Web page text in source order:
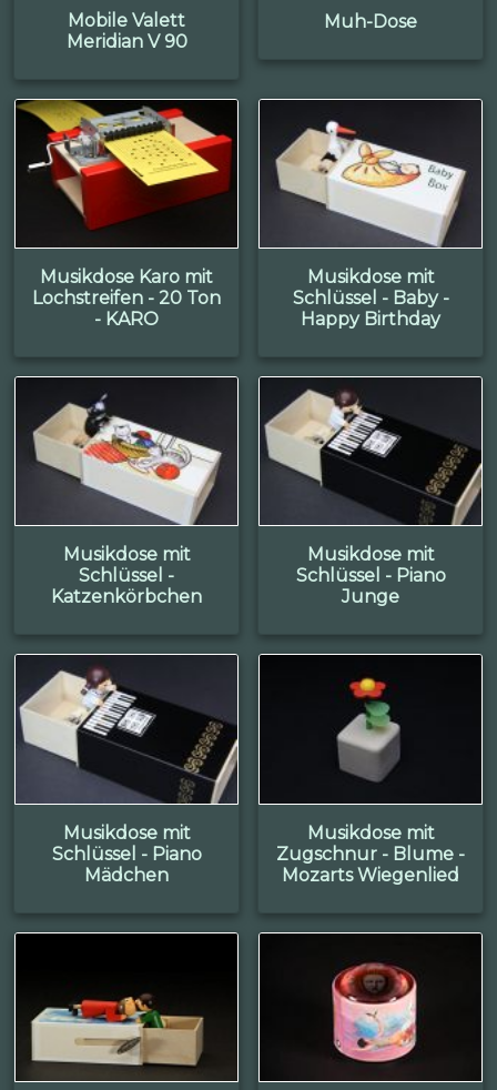
Mobile Valett
Meridian V 90
Muh-Dose
Musikdose Karo mit
Lochstreifen - 20 Ton
- KARO
Musikdose mit
Schlüssel - Baby -
Happy Birthday
Musikdose mit
Schlüssel -
Katzenkörbchen
Musikdose mit
Schlüssel - Piano
Junge
Musikdose mit
Schlüssel - Piano
Mädchen
Musikdose mit
Zugschnur - Blume -
Mozarts Wiegenlied